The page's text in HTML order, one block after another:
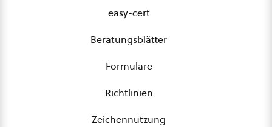
easy-cert
Beratungsblätter
Formulare
Richtlinien
Zeichennutzung